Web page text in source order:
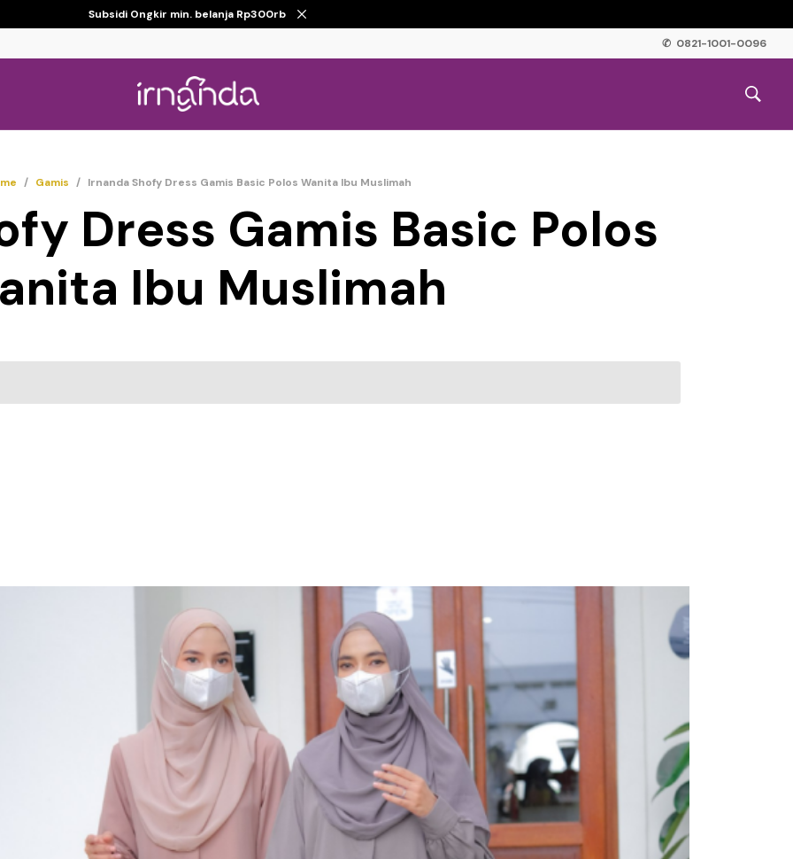
Subsidi Ongkir min. belanja Rp300rb
✆ 0821-1001-0096
/ Gamis / Irnanda Shofy Dress Gamis Basic Polos Wanita Ibu Muslimah
Dress Gamis Basic Polos
Ibu Muslimah